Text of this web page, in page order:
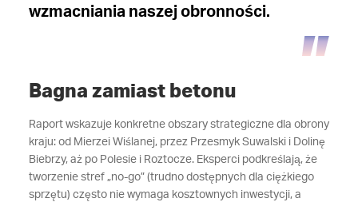
wzmacniania naszej obronności.
Bagna zamiast betonu
Raport wskazuje konkretne obszary strategiczne dla obrony
kraju: od Mierzei Wiślanej, przez Przesmyk Suwalski i Dolinę
Biebrzy, aż po Polesie i Roztocze. Eksperci podkreślają, że
tworzenie stref „no-go” (trudno dostępnych dla ciężkiego
sprzętu) często nie wymaga kosztownych inwestycji, a